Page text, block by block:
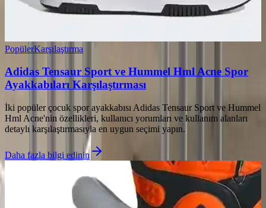
PopülerKarşılaştırma
Adidas Tensaur Sport ve Hummel Hml Acne Spor
Ayakkabıları Karşılaştırması
İki popüler çocuk spor ayakkabısı Adidas Tensaur Sport ve Hummel
Hml Acne'nin özellikleri, kullanıcı yorumları ve kullanım alanları
detaylı karşılaştırmasıyla en uygun seçimi yapın.
Daha fazla bilgi edinin